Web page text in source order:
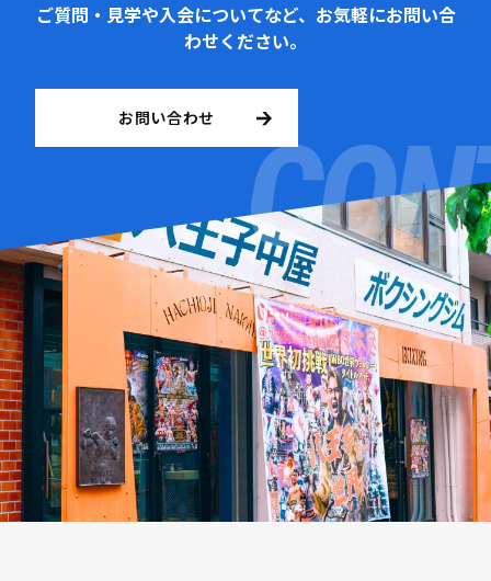
ご質問・見学や入会についてなど、お気軽にお問い合
わせください。
お問い合わせ